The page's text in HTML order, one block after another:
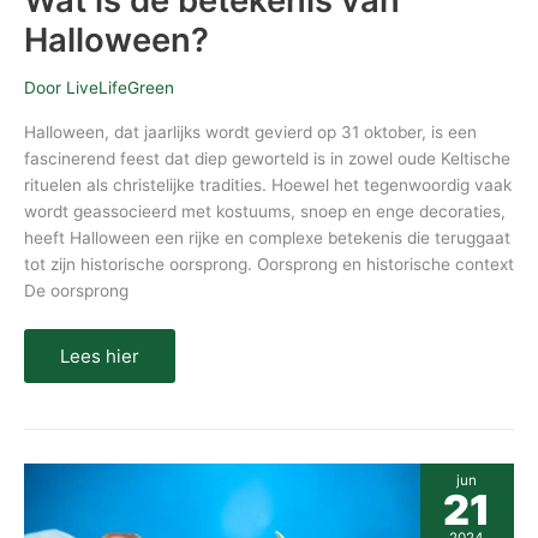
Halloween?
Door LiveLifeGreen
Halloween, dat jaarlijks wordt gevierd op 31 oktober, is een
fascinerend feest dat diep geworteld is in zowel oude Keltische
rituelen als christelijke tradities. Hoewel het tegenwoordig vaak
wordt geassocieerd met kostuums, snoep en enge decoraties,
heeft Halloween een rijke en complexe betekenis die teruggaat
tot zijn historische oorsprong. Oorsprong en historische context
De oorsprong
Lees hier
Wat
betekenis
jun
21